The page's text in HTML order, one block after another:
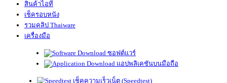
สินค้าไอที
เช็ครอบหนัง
รวมคลิป Thaiware
เครื่องมือ
ซอฟต์แวร์
แอปพลิเคชันบนมือถือ
เช็คความเร็วเน็ต (Speedtest)